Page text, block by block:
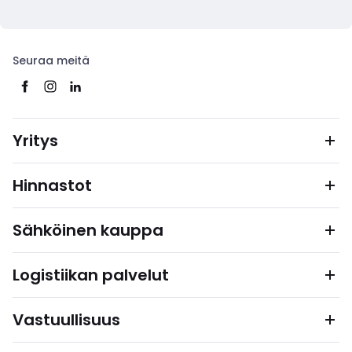
Seuraa meitä
Yritys
Hinnastot
Sähköinen kauppa
Logistiikan palvelut
Vastuullisuus